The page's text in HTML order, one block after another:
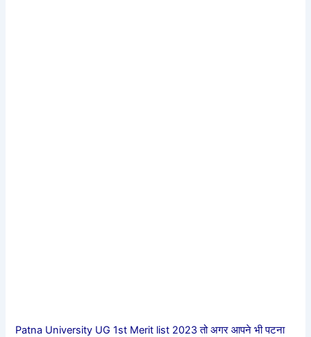
Patna University UG 1st Merit list 2023 तो अगर आपने भी पटना